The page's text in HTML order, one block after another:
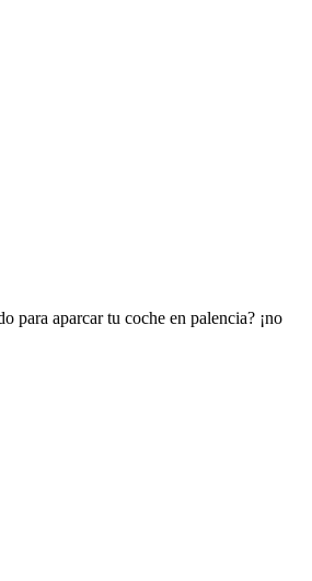
para aparcar tu coche en palencia? ¡no